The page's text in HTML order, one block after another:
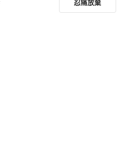
忍痛放棄